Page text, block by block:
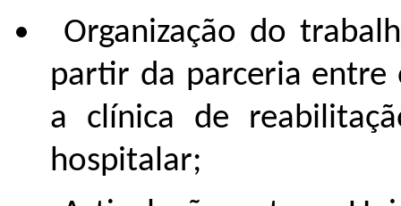
Organização do
partir da parceria entre
a clínica de
hospitalar;